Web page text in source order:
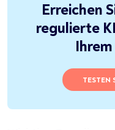
Erreichen
regulierte
TESTEN